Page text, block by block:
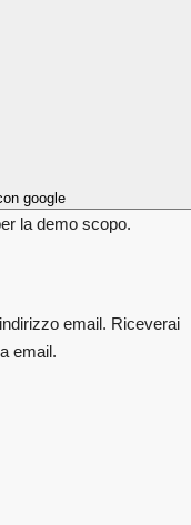
google
la demo scopo.
email. Riceverai
email.